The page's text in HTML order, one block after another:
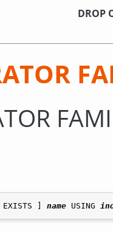
DROP
EXISTS ] name USING